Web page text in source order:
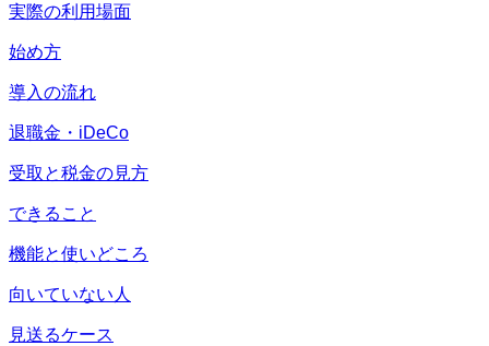
実際の利用場面
始め方
導入の流れ
退職金・iDeCo
受取と税金の見方
できること
機能と使いどころ
向いていない人
見送るケース